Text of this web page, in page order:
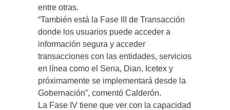
entre otras.
“También está la Fase III de Transacción
donde los usuarios puede acceder a
información segura y acceder
transacciones con las entidades, servicios
en línea como el Sena, Dian, Icetex y
próximamente se implementará desde la
Gobernación”, comentó Calderón.
La Fase IV tiene que ver con la capacidad